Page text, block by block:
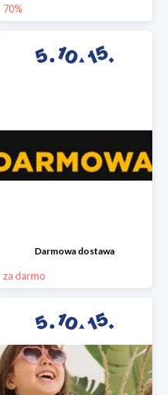
70%
Darmowa dostawa
za darmo